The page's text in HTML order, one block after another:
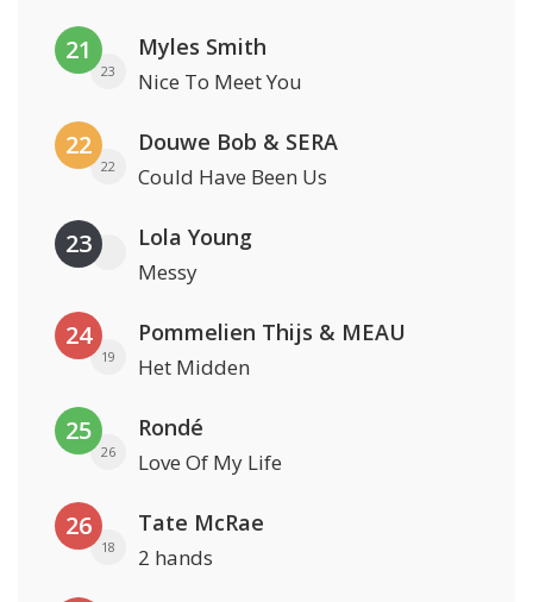
21
23
Myles Smith
Nice To Meet You
22
22
Douwe Bob & SERA
Could Have Been Us
23 Lola Young
Messy
24
19
Pommelien Thijs & MEAU
Het Midden
25
26
Rondé
Love Of My Life
26
18
Tate McRae
2 hands